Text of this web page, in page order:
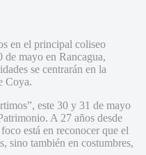
en el principal coliseo
de mayo en Rancagua,
se centrarán en la
Coya.
este 30 y 31 de mayo
A 27 años desde
está en reconocer que el
sino también en costumbres,